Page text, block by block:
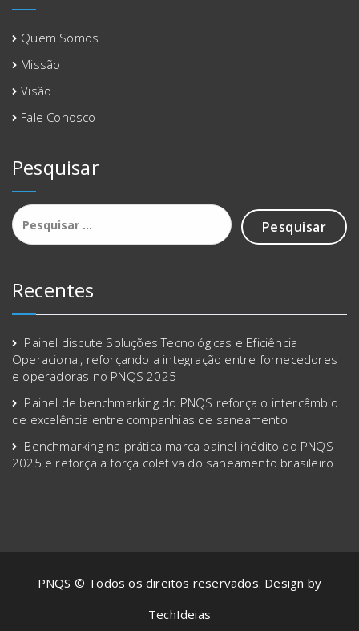
Quem Somos
Missão
Visão
Fale Conosco
Pesquisar
Pesquisar
por:
Recentes
Painel discute Soluções Tecnológicas e Eficiência
Operacional, reforçando a integração entre fornecedores
e operadoras no PNQS 2025
Painel de benchmarking do PNQS reforça o intercâmbio
de excelência entre companhias de saneamento
Benchmarking na prática marca painel inédito do PNQS
2025 e reforça a força coletiva do saneamento brasileiro
PNQS © Todos os direitos reservados. Design by
TechIdeias